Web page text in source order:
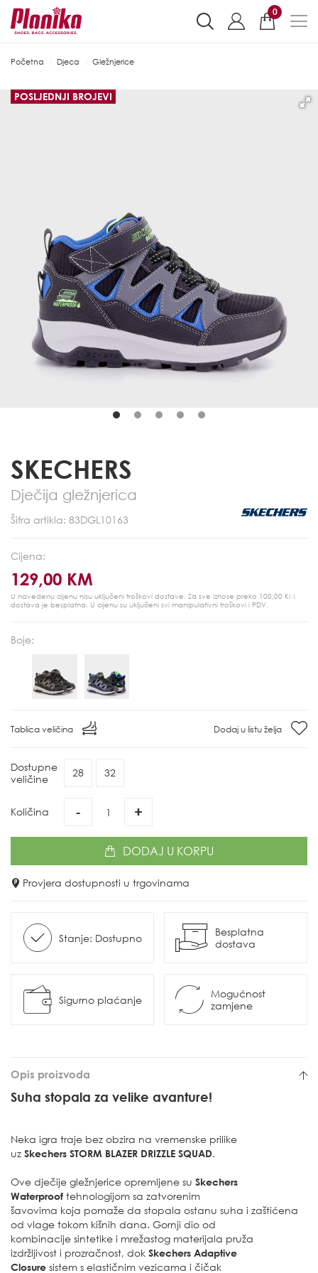
0
Početna Djeca Gležnjerice
POSLJEDNJI BROJEVI
SKECHERS
Dječija gležnjerica
Šifra artikla: 83DGL10163
Cijena:
129,00 KM
U navedenu cijenu nisu uključeni troškovi dostave. Za sve iznose preko 100,00 KM
dostava je besplatna. U cijenu su uključeni svi manipulativni troškovi i PDV.
Boje:
Tablica veličina Dodaj u listu želja
Dostupne
veličine
28 32
Količina - +
DODAJ U KORPU
Provjera dostupnosti u trgovinama
Stanje: Dostupno
Besplatna
dostava
Sigurno plaćanje
Mogućnost
zamjene
Opis proizvoda
Suha stopala za velike avanture!
Neka igra traje bez obzira na vremenske prilike
uz Skechers STORM BLAZER DRIZZLE SQUAD.
Ove dječije gležnjerice opremljene su Skechers
Waterproof tehnologijom sa zatvorenim
šavovima koja pomaže da stopala ostanu suha i zaštićena
od vlage tokom kišnih dana. Gornji dio od
kombinacije sintetike i mrežastog materijala pruža
izdržljivost i prozračnost, dok Skechers Adaptive
Closure sistem s elastičnim vezicama i čičak